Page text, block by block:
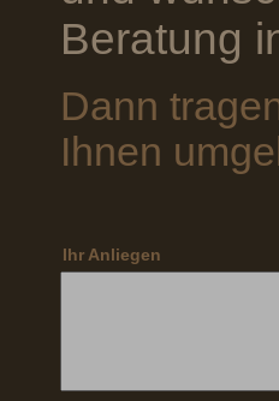
Beratung
Dann
Ihnen
Ihr Anliegen